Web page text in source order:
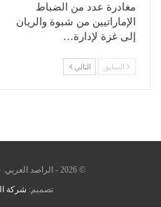
مغادرة عدد من الضباط
الإماراتيين من شبوة والريان
إلى غزة لإدارة…
السابق التالي
© 2026 - الراصد العربي. جميع الحقوق محفوظة.
تصميم: شركة